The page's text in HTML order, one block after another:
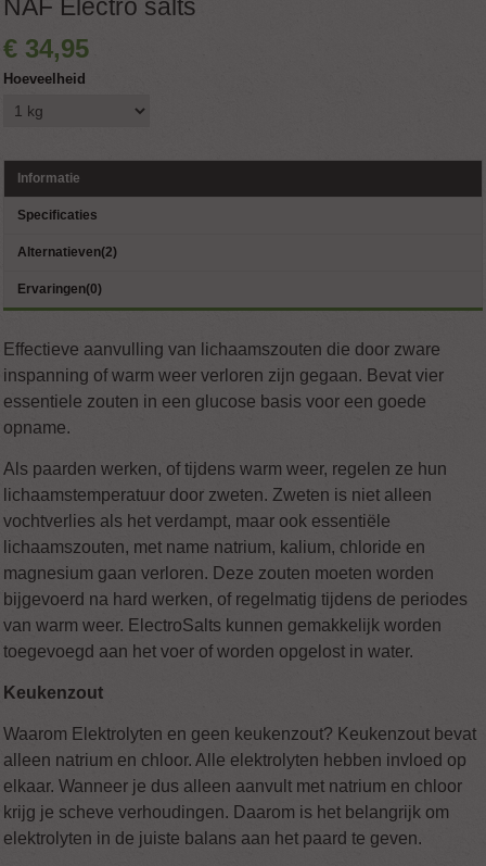
NAF Electro salts
€ 34,95
Hoeveelheid
Informatie
Specificaties
Alternatieven(2)
Ervaringen(0)
Effectieve aanvulling van lichaamszouten die door zware
inspanning of warm weer verloren zijn gegaan. Bevat vier
essentiele zouten in een glucose basis voor een goede
opname.
Als paarden werken, of tijdens warm weer, regelen ze hun
lichaamstemperatuur door zweten. Zweten is niet alleen
vochtverlies als het verdampt, maar ook essentiële
lichaamszouten, met name natrium, kalium, chloride en
magnesium gaan verloren. Deze zouten moeten worden
bijgevoerd na hard werken, of regelmatig tijdens de periodes
van warm weer. ElectroSalts kunnen gemakkelijk worden
toegevoegd aan het voer of worden opgelost in water.
Keukenzout
Waarom Elektrolyten en geen keukenzout? Keukenzout bevat
alleen natrium en chloor. Alle elektrolyten hebben invloed op
elkaar. Wanneer je dus alleen aanvult met natrium en chloor
krijg je scheve verhoudingen. Daarom is het belangrijk om
elektrolyten in de juiste balans aan het paard te geven.